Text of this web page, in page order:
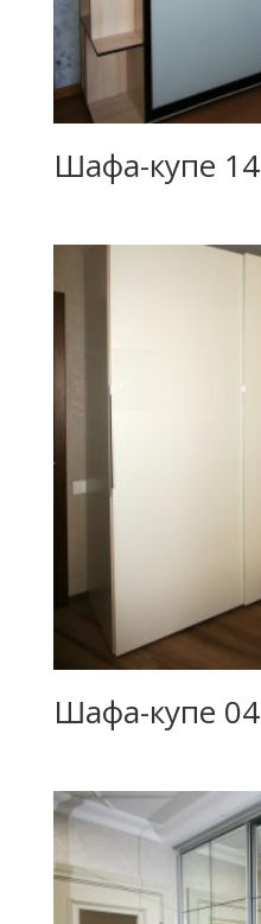
Шафа-купе 14
Шафа-купе 04